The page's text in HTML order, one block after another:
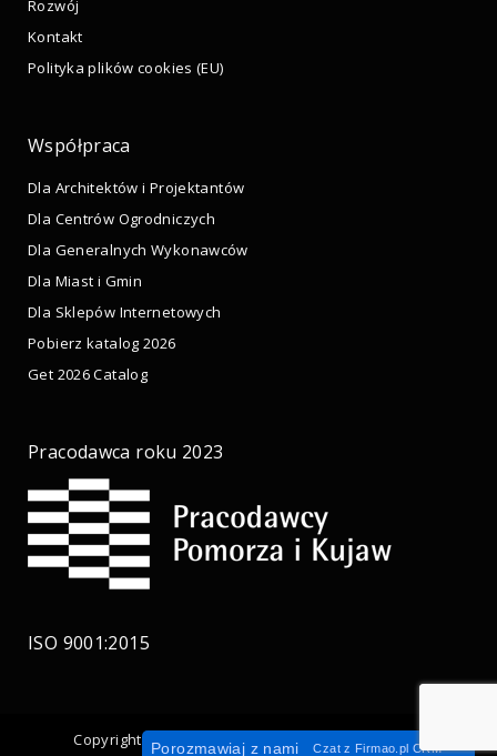
Rozwój
Kontakt
Polityka plików cookies (EU)
Współpraca
Dla Architektów i Projektantów
Dla Centrów Ogrodniczych
Dla Generalnych Wykonawców
Dla Miast i Gmin
Dla Sklepów Internetowych
Pobierz katalog 2026
Get 2026 Catalog
Pracodawca roku 2023
ISO 9001:2015
Copyright © 2017 Cortena – Wykonanie:ASIVO.PL
Porozmawiaj z nami Czat z Firmao.pl CRM